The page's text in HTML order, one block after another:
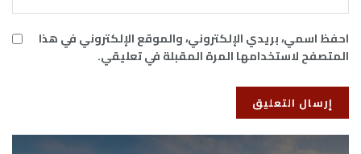
احفظ اسمي، بريدي الإلكتروني، والموقع الإلكتروني في هذا
المتصفح لاستخدامها المرة المقبلة في تعليقي.